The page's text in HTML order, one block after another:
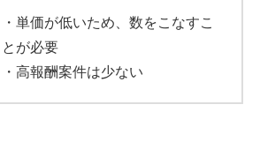
・単価が低いため、数をこなすこ
とが必要
・高報酬案件は少ない